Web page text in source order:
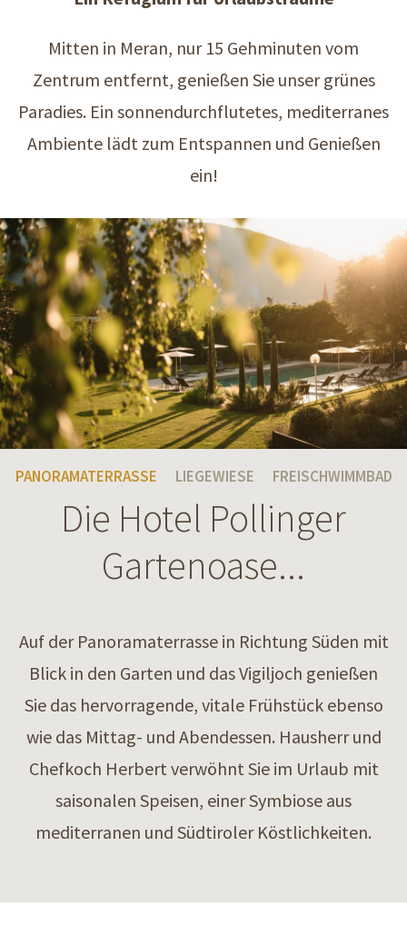
Mitten in Meran, nur 15 Gehminuten vom
Zentrum entfernt, genießen Sie unser grünes
Paradies. Ein sonnendurchflutetes, mediterranes
Ambiente lädt zum Entspannen und Genießen
ein!
PANORAMATERRASSE LIEGEWIESE FREISCHWIMMBAD
Die Hotel Pollinger
Gartenoase...
Auf der Panoramaterrasse in Richtung Süden mit
Blick in den Garten und das Vigiljoch genießen
Sie das hervorragende, vitale Frühstück ebenso
wie das Mittag- und Abendessen. Hausherr und
Chefkoch Herbert verwöhnt Sie im Urlaub mit
saisonalen Speisen, einer Symbiose aus
mediterranen und Südtiroler Köstlichkeiten.